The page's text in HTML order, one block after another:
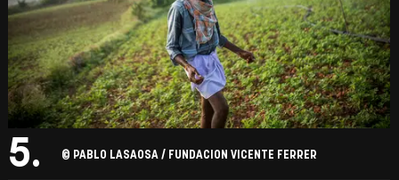
5. © PABLO LASAOSA / FUNDACION VICENTE FERRER